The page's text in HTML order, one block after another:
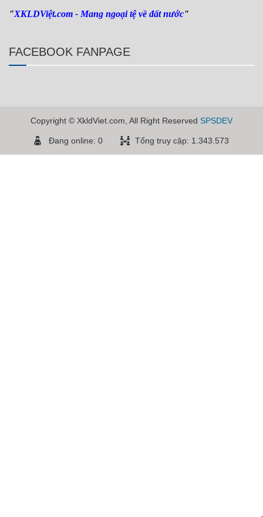
"XKLDViệt.com - Mang ngoại tệ về đất nước"
FACEBOOK FANPAGE
Copyright © XkldViet.com, All Right Reserved SPSDEV
Đang online: 0 Tổng truy cập: 1.343.573